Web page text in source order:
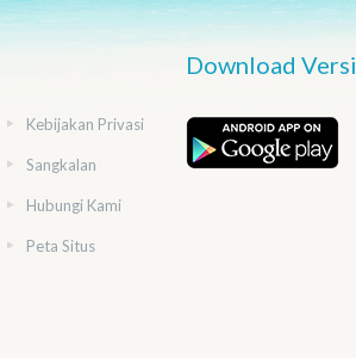
Kebijakan Privasi
Sangkalan
Hubungi Kami
Peta Situs
Download